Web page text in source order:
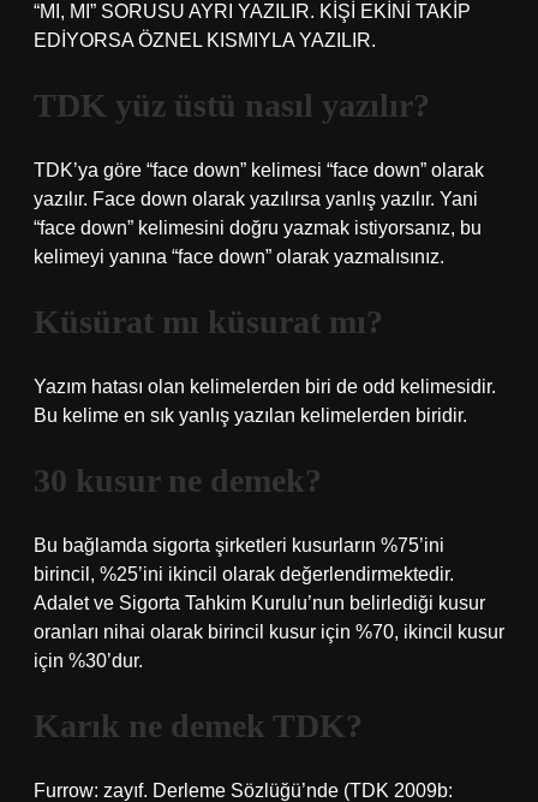
“MI, MI” SORUSU AYRI YAZILIR. KİŞİ EKİNİ TAKİP
EDİYORSA ÖZNEL KISMIYLA YAZILIR.
TDK yüz üstü nasıl yazılır?
TDK’ya göre “face down” kelimesi “face down” olarak
yazılır. Face down olarak yazılırsa yanlış yazılır. Yani
“face down” kelimesini doğru yazmak istiyorsanız, bu
kelimeyi yanına “face down” olarak yazmalısınız.
Küsürat mı küsurat mı?
Yazım hatası olan kelimelerden biri de odd kelimesidir.
Bu kelime en sık yanlış yazılan kelimelerden biridir.
30 kusur ne demek?
Bu bağlamda sigorta şirketleri kusurların %75’ini
birincil, %25’ini ikincil olarak değerlendirmektedir.
Adalet ve Sigorta Tahkim Kurulu’nun belirlediği kusur
oranları nihai olarak birincil kusur için %70, ikincil kusur
için %30’dur.
Karık ne demek TDK?
Furrow: zayıf. Derleme Sözlüğü’nde (TDK 2009b: